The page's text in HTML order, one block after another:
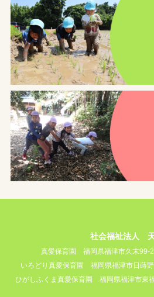
社会福祉法人
真愛保育園 福岡県福津市久末99-2
いろどり真愛保育園 福岡県福津市日蒔
ひがしふくま真愛保育園 福岡県福津市東